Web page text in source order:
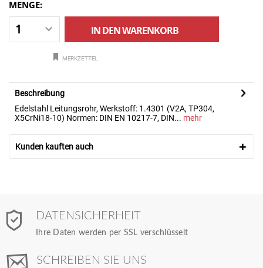
MENGE:
IN DENWARENKORB
MERKZETTEL
Beschreibung
Edelstahl Leitungsrohr, Werkstoff: 1.4301 (V2A, TP304,
X5CrNi18-10) Normen: DIN EN 10217-7, DIN... mehr
Kunden kauften auch
DATENSICHERHEIT
Ihre Daten werden per SSL verschlüsselt
SCHREIBEN SIE UNS